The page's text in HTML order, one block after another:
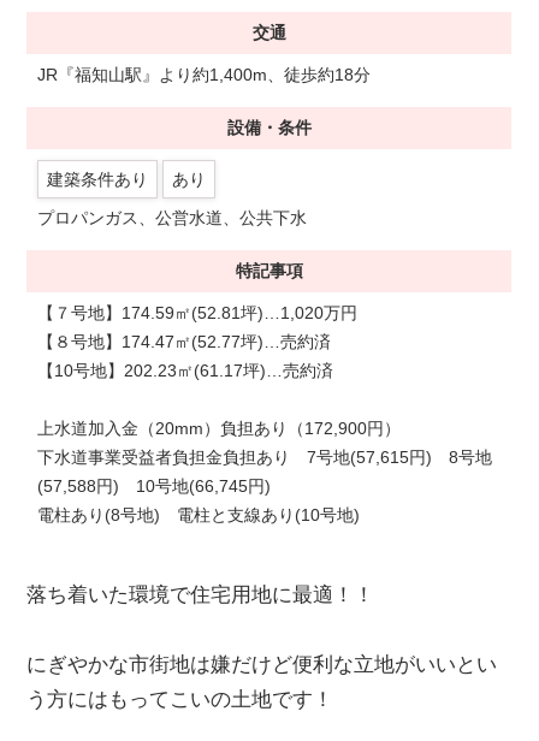
交通
JR『福知山駅』より約1,400m、徒歩約18分
設備・条件
建築条件あり
あり
プロパンガス、公営水道、公共下水
特記事項
【７号地】174.59㎡(52.81坪)…1,020万円
【８号地】174.47㎡(52.77坪)…売約済
【10号地】202.23㎡(61.17坪)…売約済
上水道加入金（20mm）負担あり（172,900円）
下水道事業受益者負担金負担あり 7号地(57,615円) 8号地
(57,588円) 10号地(66,745円)
電柱あり(8号地) 電柱と支線あり(10号地)
落ち着いた環境で住宅用地に最適！！
にぎやかな市街地は嫌だけど便利な立地がいいとい
う方にはもってこいの土地です！